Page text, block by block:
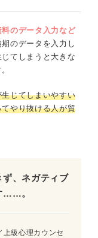
料のデータ入力など
のデータを入力し
てしまうと大きな
じてしまいやすい
やり抜ける人が貿
ず、ネガティブ
……。
上級心理カウンセ